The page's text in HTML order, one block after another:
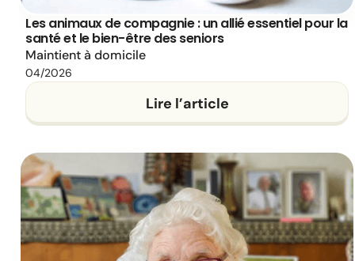
Maintient à domicile
04/2026
Les animaux de compagnie : un allié essentiel pour la
santé et le bien-être des seniors
Lire l’article